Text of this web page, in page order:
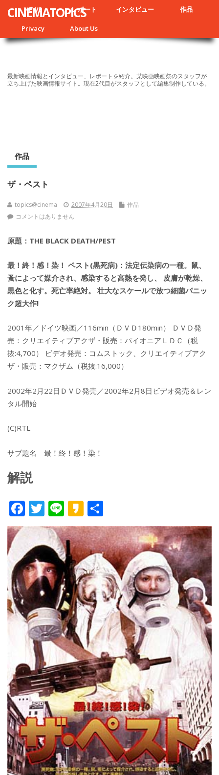
NEWS レポート インタビュー 作品
Privacy About Us
CINEMATOPICS
最新映画情報とインタビュー、レポートを紹介。某映画映画祭のスタッフが
立ち上げた映画情報サイト。現在2代目がスタッフとして編集制作している。
作品
ザ・ペスト
topics@cinema 2007年4月20日
作品
コメントはありません
原題：THE BLACK DEATH/PEST
最！終！感！染！ ペスト(黒死病)：法定伝染病の一種。鼠、
蚤によって媒介され、感染すると高熱を発し、 皮膚が乾燥、
黒色と化す。死亡率絶対。 壮大なスケールで放つ細菌パニッ
ク超大作!
2001年／ドイツ映画／116min（ＤＶＤ180min） ＤＶＤ発
売：クリエイティブアクザ・販売：パイオニアＬＤＣ（税
抜:4,700） ビデオ発売：コムストック、クリエイティブアク
ザ・販売：マクザム（税抜:16,000）
2002年2月22日ＤＶＤ発売／2002年2月8日ビデオ発売＆レン
タル開始
(C)RTL
サブ題名 最！終！感！染！
解説
F
ac
e
b
o
o
k
T
w
itt
er
Li
n
e
K
a
k
a
o
有